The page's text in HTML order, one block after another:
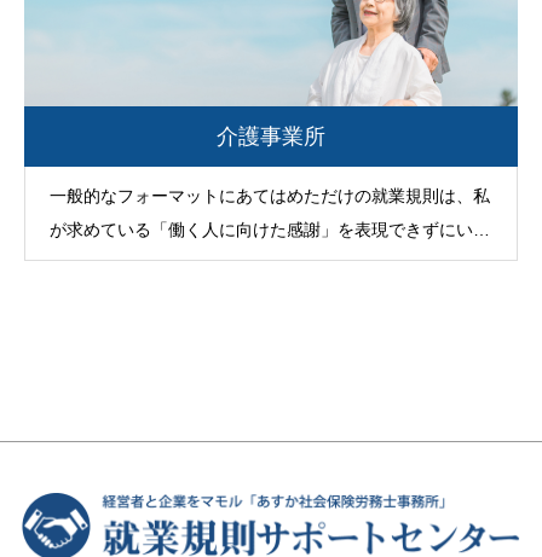
介護事業所
一般的なフォーマットにあてはめただけの就業規則は、私
が求めている「働く人に向けた感謝」を表現できずにいた
のです。そんなとき、就業規則サポートセンター...